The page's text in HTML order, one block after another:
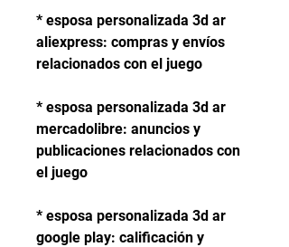
* esposa personalizada 3d ar
aliexpress: compras y envíos
relacionados con el juego
* esposa personalizada 3d ar
mercadolibre: anuncios y
publicaciones relacionados con
el juego
* esposa personalizada 3d ar
google play: calificación y